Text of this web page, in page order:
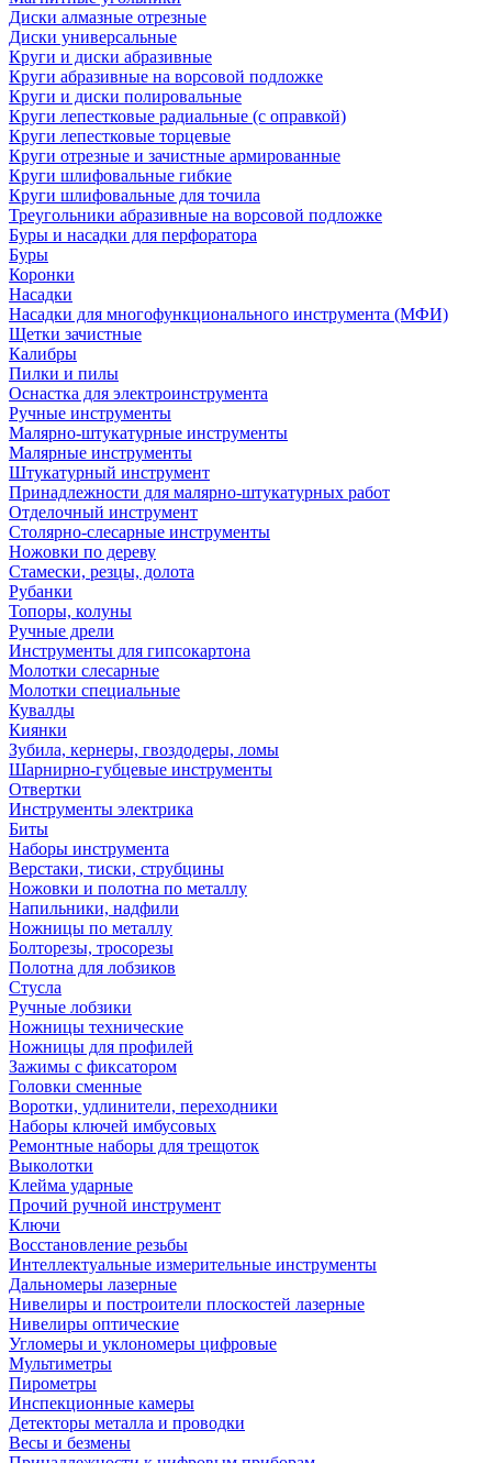
Диски алмазные отрезные
Диски универсальные
Круги и диски абразивные
Круги абразивные на ворсовой подложке
Круги и диски полировальные
Круги лепестковые радиальные (с оправкой)
Круги лепестковые торцевые
Круги отрезные и зачистные армированные
Круги шлифовальные гибкие
Круги шлифовальные для точила
Треугольники абразивные на ворсовой подложке
Буры и насадки для перфоратора
Буры
Коронки
Насадки
Насадки для многофункционального инструмента (МФИ)
Щетки зачистные
Калибры
Пилки и пилы
Оснастка для электроинструмента
Ручные инструменты
Малярно-штукатурные инструменты
Малярные инструменты
Штукатурный инструмент
Принадлежности для малярно-штукатурных работ
Отделочный инструмент
Столярно-слесарные инструменты
Ножовки по дереву
Стамески, резцы, долота
Рубанки
Топоры, колуны
Ручные дрели
Инструменты для гипсокартона
Молотки слесарные
Молотки специальные
Кувалды
Киянки
Зубила, кернеры, гвоздодеры, ломы
Шарнирно-губцевые инструменты
Отвертки
Инструменты электрика
Биты
Наборы инструмента
Верстаки, тиски, струбцины
Ножовки и полотна по металлу
Напильники, надфили
Ножницы по металлу
Болторезы, тросорезы
Полотна для лобзиков
Стусла
Ручные лобзики
Ножницы технические
Ножницы для профилей
Зажимы с фиксатором
Головки сменные
Воротки, удлинители, переходники
Наборы ключей имбусовых
Ремонтные наборы для трещоток
Выколотки
Клейма ударные
Прочий ручной инструмент
Ключи
Восстановление резьбы
Интеллектуальные измерительные инструменты
Дальномеры лазерные
Нивелиры и построители плоскостей лазерные
Нивелиры оптические
Угломеры и уклономеры цифровые
Мультиметры
Пирометры
Инспекционные камеры
Детекторы металла и проводки
Весы и безмены